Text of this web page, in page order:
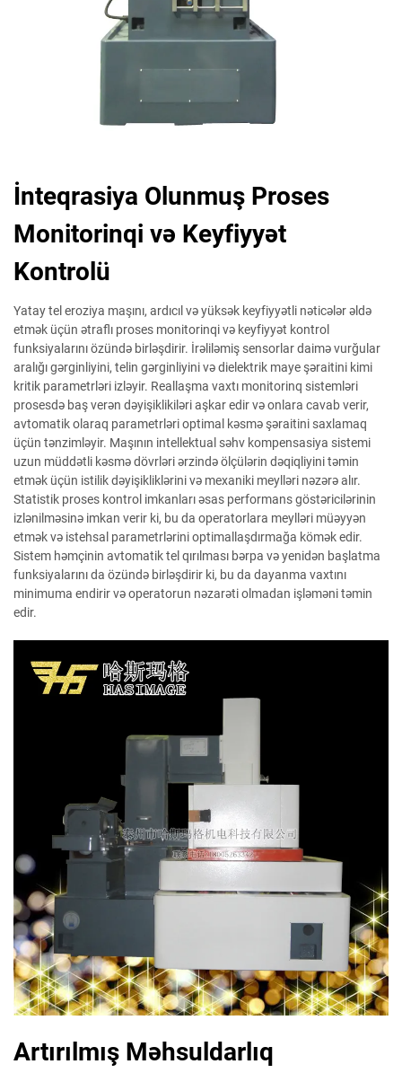
İnteqrasiya Olunmuş Proses
Monitorinqi və Keyfiyyət
Kontrolü
Yatay tel eroziya maşını, ardıcıl və yüksək keyfiyyətli nəticələr əldə
etmək üçün ətraflı proses monitorinqi və keyfiyyət kontrol
funksiyalarını özündə birləşdirir. İrəliləmiş sensorlar daimə vurğular
aralığı gərginliyini, telin gərginliyini və dielektrik maye şəraitini kimi
kritik parametrləri izləyir. Reallaşma vaxtı monitorinq sistemləri
prosesdə baş verən dəyişiklikiləri aşkar edir və onlara cavab verir,
avtomatik olaraq parametrləri optimal kəsmə şəraitini saxlamaq
üçün tənzimləyir. Maşının intellektual səhv kompensasiya sistemi
uzun müddətli kəsmə dövrləri ərzində ölçülərin dəqiqliyini təmin
etmək üçün istilik dəyişikliklərini və mexaniki meylləri nəzərə alır.
Statistik proses kontrol imkanları əsas performans göstəricilərinin
izlənilməsinə imkan verir ki, bu da operatorlara meylləri müəyyən
etmək və istehsal parametrlərini optimallaşdırmağa kömək edir.
Sistem həmçinin avtomatik tel qırılması bərpa və yenidən başlatma
funksiyalarını da özündə birləşdirir ki, bu da dayanma vaxtını
minimuma endirir və operatorun nəzarəti olmadan işləməni təmin
edir.
Artırılmış Məhsuldarlıq